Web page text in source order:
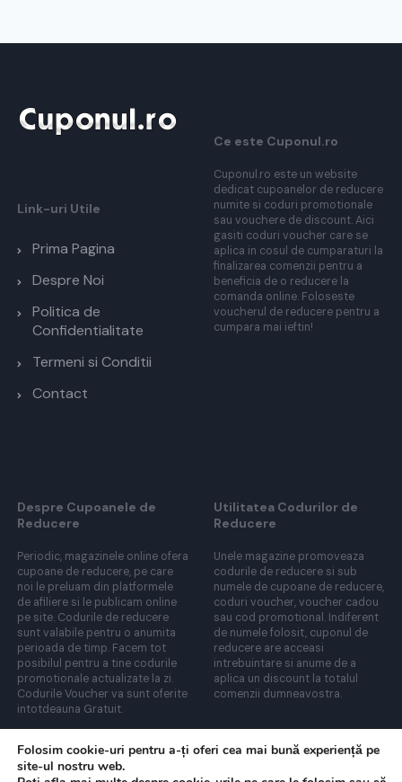
Link-uri Utile
Prima Pagina
Despre Noi
Politica de
Confidentialitate
Termeni si Conditii
Contact
Ce este Cuponul.ro
Cuponul.ro este un website
dedicat cupoanelor de reducere
numite si coduri promotionale
sau vouchere de discount. Aici
gasiti coduri voucher care se
aplica in cosul de cumparaturi la
finalizarea comenzii pentru a
beneficia de o reducere la
comanda online. Foloseste
voucherul de reducere pentru a
cumpara mai ieftin!
Despre Cupoanele de
Reducere
Periodic, magazinele online ofera
cupoane de reducere, pe care
noi le preluam din platformele
de afiliere si le publicam online
pe site. Codurile de reducere
sunt valabile pentru o anumita
perioada de timp. Facem tot
posibilul pentru a tine codurile
promotionale actualizate la zi.
Codurile Voucher va sunt oferite
intotdeauna Gratuit.
Utilitatea Codurilor de
Reducere
Unele magazine promoveaza
codurile de reducere si sub
numele de cupoane de reducere,
coduri voucher, voucher cadou
sau cod promotional. Indiferent
de numele folosit, cuponul de
reducere are acceasi
intrebuintare si anume de a
aplica un discount la totalul
comenzii dumneavostra.
Folosim cookie-uri pentru a-ți oferi cea mai bună experiență pe
site-ul nostru web.